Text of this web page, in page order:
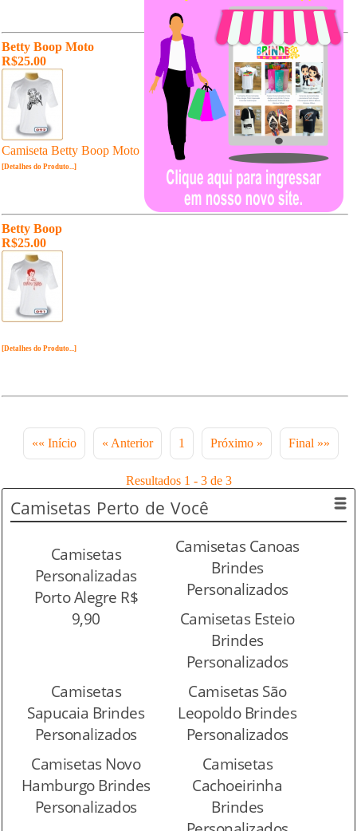
Betty Boop Moto
R$25.00
Camiseta Betty Boop Moto
[Detalhes do Produto...]
Betty Boop
R$25.00
[Detalhes do Produto...]
«« Início « Anterior 1 Próximo » Final »»
Resultados 1 - 3 de 3
Camisetas Perto de Você
Camisetas
Personalizadas
Porto Alegre R$
9,90
Camisetas Canoas
Brindes
Personalizados
Camisetas Esteio
Brindes
Personalizados
Camisetas
Sapucaia Brindes
Personalizados
Camisetas São
Leopoldo Brindes
Personalizados
Camisetas Novo
Hamburgo Brindes
Personalizados
Camisetas
Cachoeirinha
Brindes